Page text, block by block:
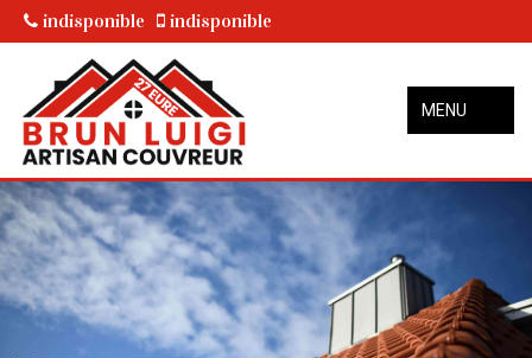
indisponible indisponible
MENU